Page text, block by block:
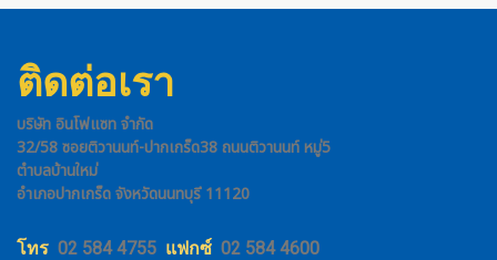
ติดต่อเรา
บริษัท อินโฟแซท จำกัด
32/58 ซอยติวานนท์-ปากเกร็ด38 ถนนติวานนท์ หมู่5
ตำบลบ้านใหม่
อำเภอปากเกร็ด จังหวัดนนทบุรี 11120
โทร 02 584 4755 แฟกซ์ 02 584 4600